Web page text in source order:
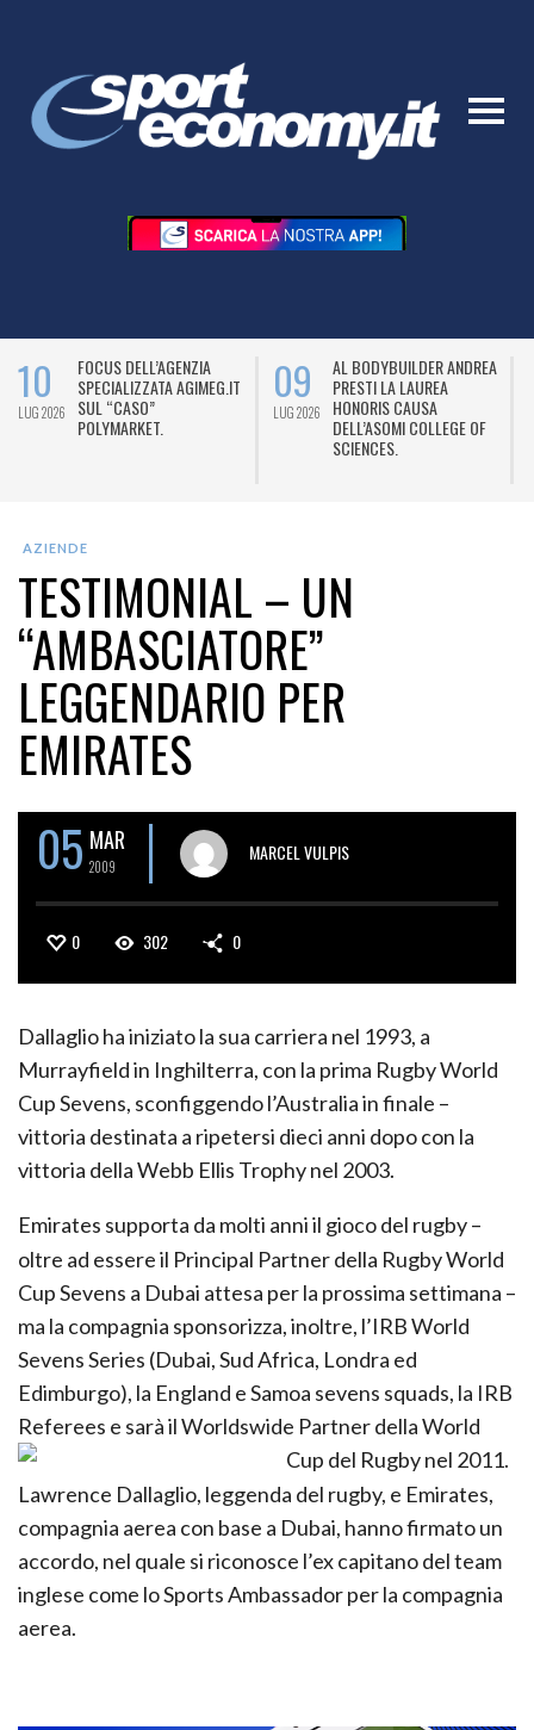
10
LUG 2026
FOCUS DELL’AGENZIA
SPECIALIZZATA AGIMEG.IT
SUL “CASO”
POLYMARKET.
09
LUG 2026
AL BODYBUILDER ANDREA
PRESTI LA LAUREA
HONORIS CAUSA
DELL’ASOMI COLLEGE OF
SCIENCES.
AZIENDE
TESTIMONIAL – UN
“AMBASCIATORE”
LEGGENDARIO PER
EMIRATES
05 MAR
2009
MARCEL VULPIS
0 302 0
Dallaglio ha iniziato la sua carriera nel 1993, a
Murrayfield in Inghilterra, con la prima Rugby World
Cup Sevens, sconfiggendo l’Australia in finale –
vittoria destinata a ripetersi dieci anni dopo con la
vittoria della Webb Ellis Trophy nel 2003.
Emirates supporta da molti anni il gioco del rugby –
oltre ad essere il Principal Partner della Rugby World
Cup Sevens a Dubai attesa per la prossima settimana –
ma la compagnia sponsorizza, inoltre, l’IRB World
Sevens Series (Dubai, Sud Africa, Londra ed
Edimburgo), la England e Samoa sevens squads, la IRB
Referees e sarà il Worldswide Partner della World
Cup del Rugby nel 2011.
Lawrence Dallaglio, leggenda del rugby, e Emirates,
compagnia aerea con base a Dubai, hanno firmato un
accordo, nel quale si riconosce l’ex capitano del team
inglese come lo Sports Ambassador per la compagnia
aerea.